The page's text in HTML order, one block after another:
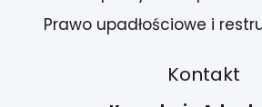
Prawo upadłościowe i
Kontakt